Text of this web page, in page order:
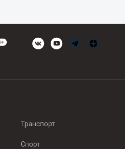
Транспорт
Спорт